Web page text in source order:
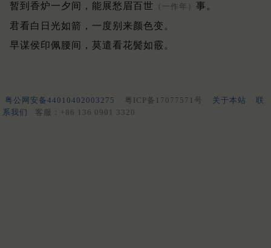
暂到香炉一夕间，能展愁眉百世
（一作年） 事。
君看白日光如箭，一度别来颜色变。
早谋侯印佩腰间，莫遣看花鬓如霰。
粤公网安备44010402003275 粤ICP备17077571号 关于本站
联
系我们
客服：+86 136 0901 3320